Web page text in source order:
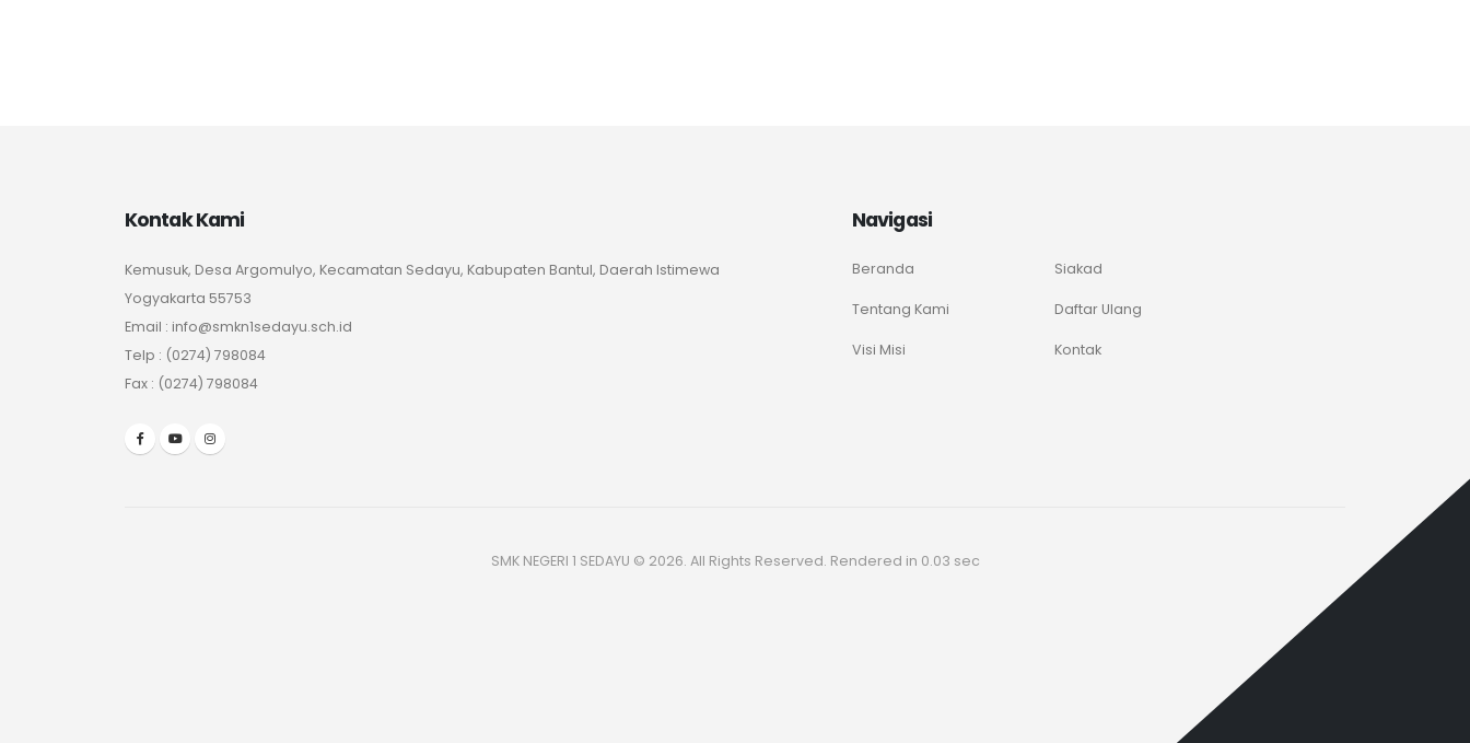
Kontak Kami
Kemusuk, Desa Argomulyo, Kecamatan Sedayu, Kabupaten Bantul, Daerah Istimewa
Yogyakarta 55753
Email : info@smkn1sedayu.sch.id
Telp : (0274) 798084
Fax : (0274) 798084
Navigasi
Beranda
Tentang Kami
Visi Misi
Siakad
Daftar Ulang
Kontak
SMK NEGERI 1 SEDAYU © 2026. All Rights Reserved. Rendered in 0.03 sec